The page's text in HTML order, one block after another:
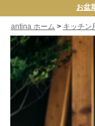
お盆
antina ホーム > キッチン